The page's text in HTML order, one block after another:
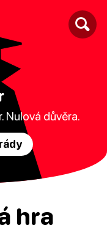
Nulová důvěra.
hra